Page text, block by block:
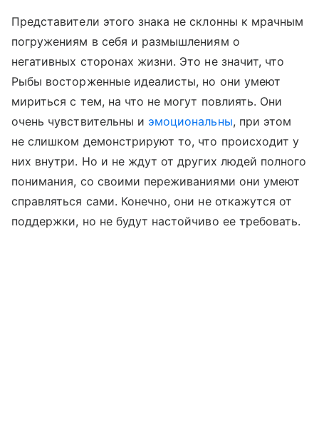
Представители этого знака не склонны к мрачным
погружениям в себя и размышлениям о
негативных сторонах жизни. Это не значит, что
Рыбы восторженные идеалисты, но они умеют
мириться с тем, на что не могут повлиять. Они
очень чувствительны и эмоциональны, при этом
не слишком демонстрируют то, что происходит у
них внутри. Но и не ждут от других людей полного
понимания, со своими переживаниями они умеют
справляться сами. Конечно, они не откажутся от
поддержки, но не будут настойчиво ее требовать.